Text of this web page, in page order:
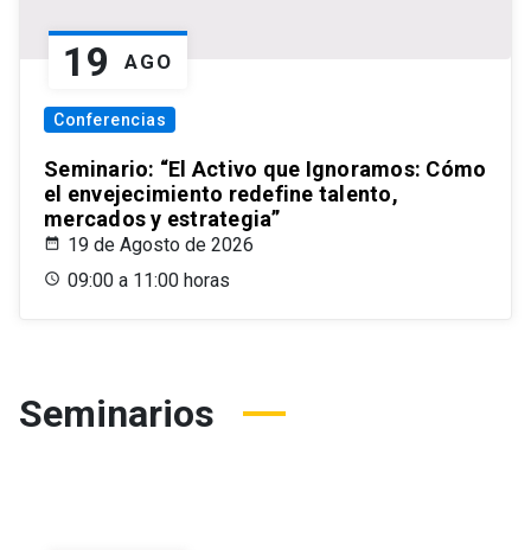
19 AGO
Conferencias
Seminario: “El Activo que Ignoramos: Cómo
el envejecimiento redefine talento,
mercados y estrategia”
19 de Agosto de 2026
09:00 a 11:00 horas
Seminarios